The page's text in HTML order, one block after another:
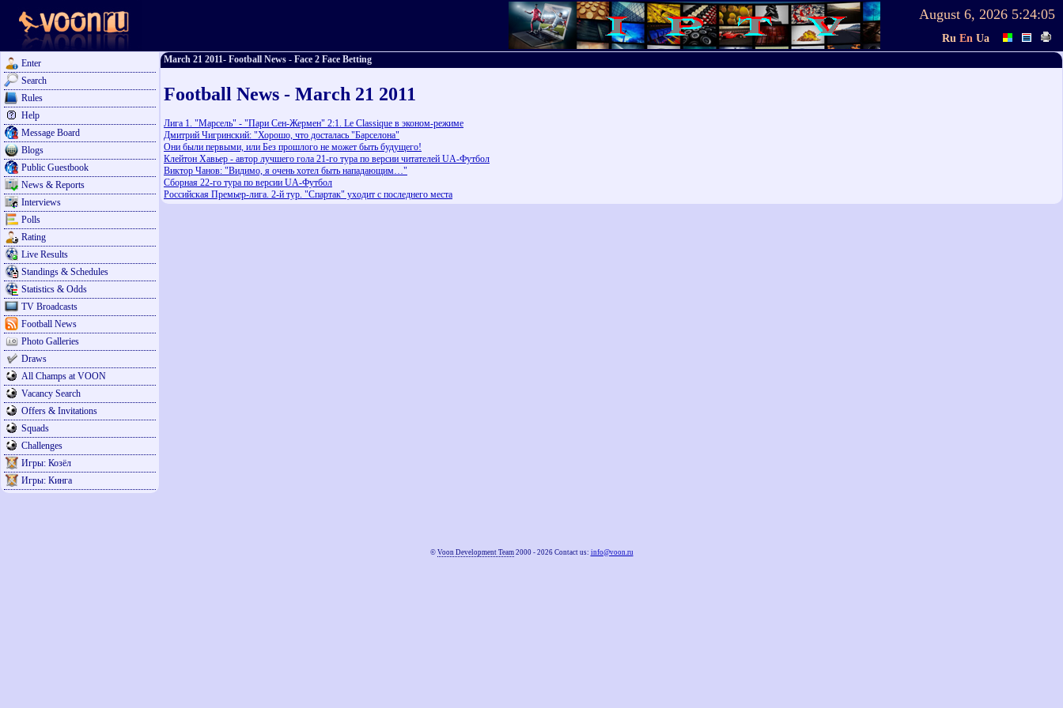
August 6, 2026 5:24:05
Ru En Ua
Enter
Search
Rules
Help
Message Board
Blogs
Public Guestbook
News & Reports
Interviews
Polls
Rating
Live Results
Standings & Schedules
Statistics & Odds
TV Broadcasts
Football News
Photo Galleries
Draws
All Champs at VOON
Vacancy Search
Offers & Invitations
Squads
Challenges
Игры: Козёл
Игры: Кинга
March 21 2011- Football News - Face 2 Face Betting
Football News - March 21 2011
Лига 1. "Марсель" - "Пари Сен-Жермен" 2:1. Le Classique в эконом-режиме
Дмитрий Чигринский: "Хорошо, что досталась "Барселона"
Они были первыми, или Без прошлого не может быть будущего!
Клейтон Хавьер - автор лучшего гола 21-го тура по версии читателей UA-Футбол
Виктор Чанов: "Видимо, я очень хотел быть нападающим…"
Сборная 22-го тура по версии UA-Футбол
Российская Премьер-лига. 2-й тур. "Спартак" уходит с последнего места
© Voon Development Team2000 - 2026 Contact us: info@voon.ru